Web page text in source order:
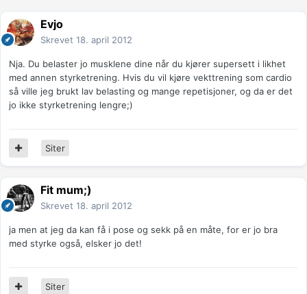
Evjo
Skrevet 18. april 2012
Nja. Du belaster jo musklene dine når du kjører supersett i likhet
med annen styrketrening. Hvis du vil kjøre vekttrening som cardio
så ville jeg brukt lav belasting og mange repetisjoner, og da er det
jo ikke styrketrening lengre;)
Siter
Fit mum;)
Skrevet 18. april 2012
ja men at jeg da kan få i pose og sekk på en måte, for er jo bra
med styrke også, elsker jo det!
Siter